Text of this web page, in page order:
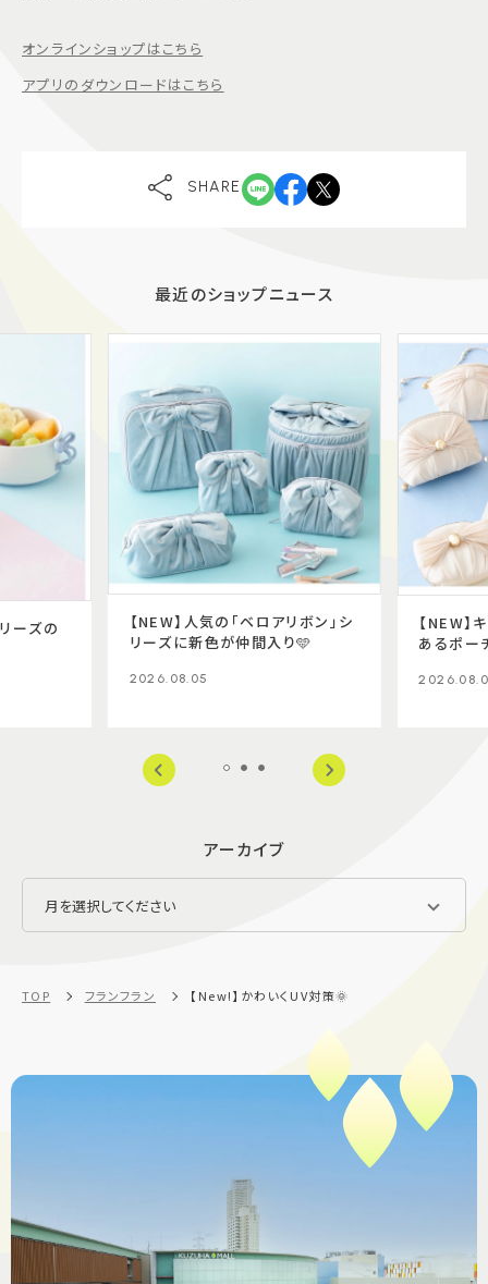
オンラインショップはこちら
アプリのダウンロードはこちら
SHARE
最近のショップニュース
ーズの
【NEW】人気の「ベロアリボン」シ
リーズに新色が仲間入り🩵
2026.08.05
【NEW】
あるポー
アーカイブ
TOP フランフラン 【New!】かわいくUV対策🌞